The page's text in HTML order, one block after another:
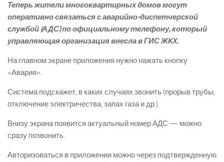
Теперь жители многоквартирных домов могут
оперативно связаться с аварийно-диспетчерской
службой (АДС) по официальному телефону, который
управляющая организация внесла в ГИС ЖКХ.
На главном экране приложения нужно нажать кнопку
«Авария».
Система подскажет, в каких случаях звонить (прорыв трубы,
отключение электричества, запах газа и др.).
Внизу экрана появится актуальный номер АДС — можно
сразу позвонить.
Авторизоваться в приложении можно через подтвержденную